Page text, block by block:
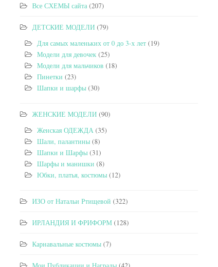
Все СХЕМЫ сайта (207)
ДЕТСКИЕ МОДЕЛИ (79)
Для самых маленьких от 0 до 3-х лет (19)
Модели для девочек (25)
Модели для мальчиков (18)
Пинетки (23)
Шапки и шарфы (30)
ЖЕНСКИЕ МОДЕЛИ (90)
Женская ОДЕЖДА (35)
Шали, палантины (8)
Шапки и Шарфы (31)
Шарфы и манишки (8)
Юбки, платья, костюмы (12)
ИЗО от Натальи Ртищевой (322)
ИРЛАНДИЯ И ФРИФОРМ (128)
Карнавальные костюмы (7)
Мои Публикации и Награды (42)